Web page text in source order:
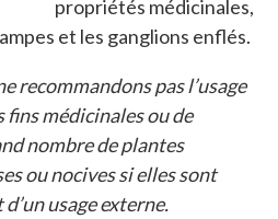
propriétés médicinales,
et les ganglions enflés.
recommandons pas l’usage
fins médicinales ou de
nombre de plantes
ou nocives si elles sont
usage externe.